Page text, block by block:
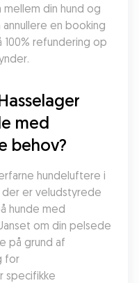
din hund og
annullere en booking
refundering op
med
behov?
hundeluftere i
der er veludstyrede
hunde med
om din pelsede
på grund af
for
specifikke